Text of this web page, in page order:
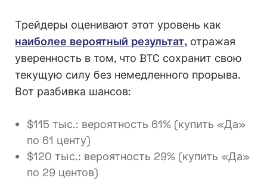
Трейдеры оценивают этот уровень как
наиболее вероятный результат, отражая
уверенность в том, что BTC сохранит свою
текущую силу без немедленного прорыва.
Вот разбивка шансов:
$115 тыс.: вероятность 61% (купить «Да»
по 61 центу)
$120 тыс.: вероятность 29% (купить «Да»
по 29 центов)